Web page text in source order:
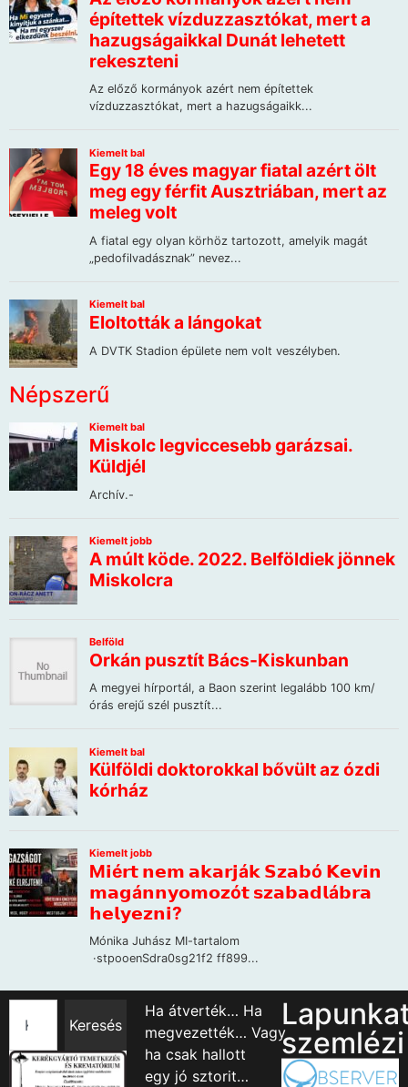
Népszerű
Keresés
Ha átverték… Ha
megvezették… Vagy
ha csak hallott
egy jó sztorit…
szemlézi